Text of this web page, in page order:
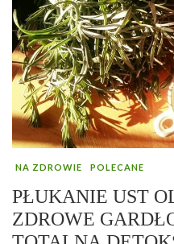
NA ZDROWIE POLECANE
PŁUKANIE UST
ZDROWE